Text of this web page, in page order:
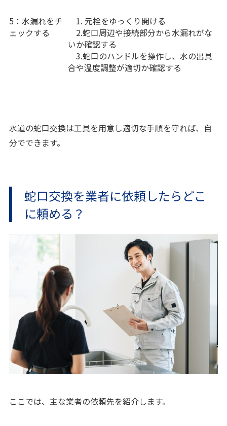
5：水漏れをチ
ェックする
1. 元栓をゆっくり開ける
2.蛇口周辺や接続部分から水漏れがな
いか確認する
3.蛇口のハンドルを操作し、水の出具
合や温度調整が適切か確認する
水道の蛇口交換は工具を用意し適切な手順を守れば、自
分でできます。
蛇口交換を業者に依頼したらどこ
に頼める？
ここでは、主な業者の依頼先を紹介します。